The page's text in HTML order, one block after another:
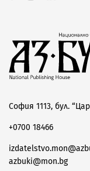
София 1113, бул.
+0700 18466
azbuki@mon.bg